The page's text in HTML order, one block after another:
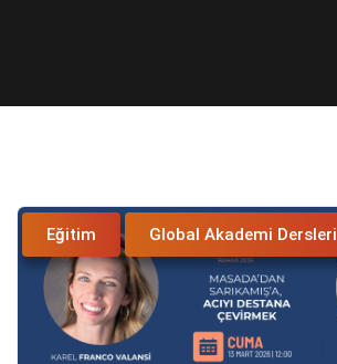
Eğitim Global Akademi Dersleri